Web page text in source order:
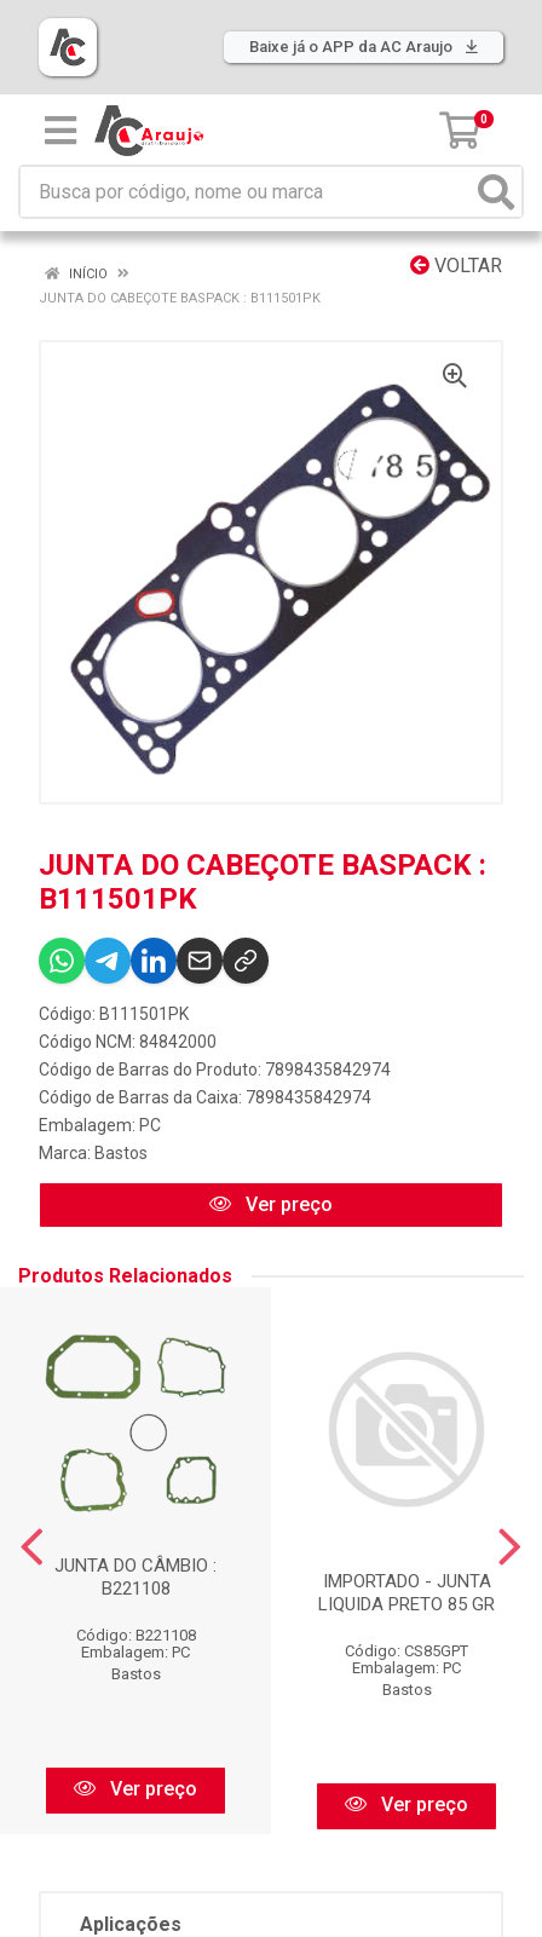
Baixe já o APP da AC Araujo
0
VOLTAR
INÍCIO
JUNTA DO CABEÇOTE BASPACK : B111501PK
JUNTA DO CABEÇOTE BASPACK :
B111501PK
Código: B111501PK
Código NCM: 84842000
Código de Barras do Produto: 7898435842974
Código de Barras da Caixa: 7898435842974
Embalagem: PC
Marca: Bastos
Ver preço
Produtos Relacionados
JUNTA DO CÂMBIO :
B221108
Código: B221108
Embalagem: PC
Bastos
Ver preço
IMPORTADO - JUNTA
LIQUIDA PRETO 85 GR
Código: CS85GPT
Embalagem: PC
Bastos
Ver preço
Aplicações